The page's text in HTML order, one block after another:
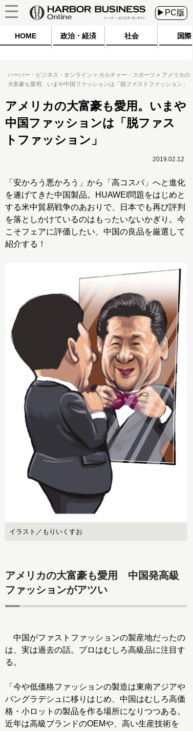
▶PC版
HOME 政治・経済 社会 国際
ハーバー・ビジネス・オンライン カルチャー・スポーツ
アメリカの
大富豪も愛用。いまや中国ファッションは「脱ファストファッション」
アメリカの大富豪も愛用。いまや
中国ファッションは「脱ファス
トファッション」
2019.02.12
「安かろう悪かろう」から「高コスパ」へと進化
を遂げてきた中国製品。HUAWEI問題をはじめと
する米中貿易戦争のあおりで、日本でも再び評判
を落としかけているのはもったいないかぎり。今
こそフェアに評価したい、中国の良品を厳選して
紹介する！
イラスト／もりいくすお
アメリカの大富豪も愛用 中国発高級
ファッションがアツい
中国がファストファッションの製産地だったの
は、実は過去の話。プロはむしろ高級品に注目す
る。
「今や低価格ファッションの製造は東南アジアや
バングラデシュに移りはじめ、中国はむしろ高価
格・小ロットの製品を作る場所になりつつある。
近年は高級ブランドのOEMや、高い生産技術を